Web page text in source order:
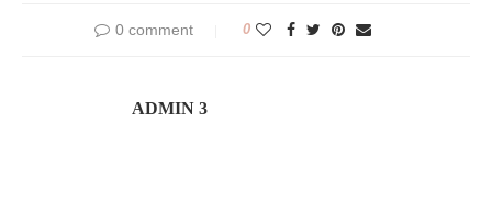
0 comment 0
ADMIN 3